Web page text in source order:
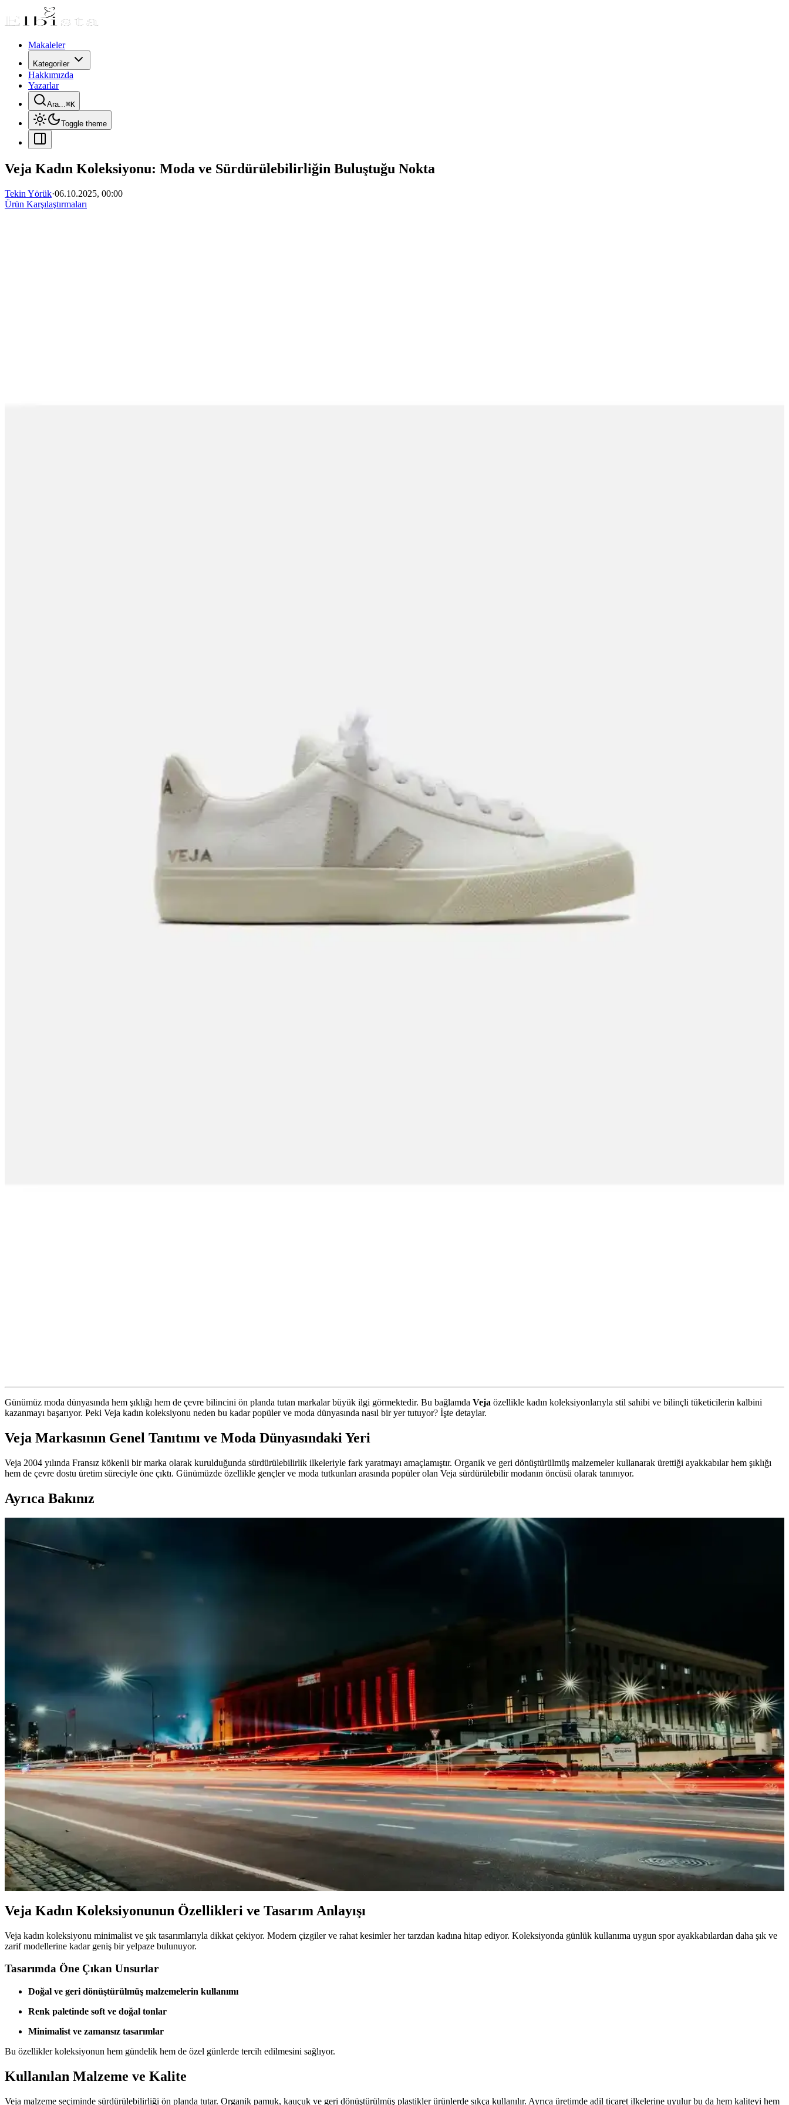
Makaleler
Kategoriler
Hakkımızda
Yazarlar
Ara...⌘K
Toggle theme
Veja Kadın Koleksiyonu: Moda ve Sürdürülebilirliğin Buluştuğu Nokta
Tekin Yörük·06.10.2025, 00:00
Ürün Karşılaştırmaları
Günümüz moda dünyasında hem şıklığı hem de çevre bilincini ön planda tutan markalar büyük ilgi görmektedir. Bu bağlamda Veja özellikle kadın koleksiyonlarıyla stil sahibi ve bilinçli tüketicilerin kalbini
kazanmayı başarıyor. Peki Veja kadın koleksiyonu neden bu kadar popüler ve moda dünyasında nasıl bir yer tutuyor? İşte detaylar.
Veja Markasının Genel Tanıtımı ve Moda Dünyasındaki Yeri
Veja 2004 yılında Fransız kökenli bir marka olarak kurulduğunda sürdürülebilirlik ilkeleriyle fark yaratmayı amaçlamıştır. Organik ve geri dönüştürülmüş malzemeler kullanarak ürettiği ayakkabılar hem şıklığı
hem de çevre dostu üretim süreciyle öne çıktı. Günümüzde özellikle gençler ve moda tutkunları arasında popüler olan Veja sürdürülebilir modanın öncüsü olarak tanınıyor.
Ayrıca Bakınız
Soğuk havalarda katmanlama ve dış giyim seçimi, iş ortamı pantolonları, ayakkabı tercihleri ve sürdürülebilir moda trendleri detaylı şekilde ele alınmıştır.
Mevsim geçişlerinde yeşil kazaklar, 90'lar deri ceketler ve dikkat çekici ayakkabılarla şık ve fonksiyonel kombinler oluşturmanın yolları. Katmanlı giyim ve aksesuarlarla stilinizi zenginleştirin.
Kadın Kot Modelleri ve Kombinasyon İpuçlarıyla Şıklık ve Rahatlık Yakalayın
Kadın kot, farklı modelleri ve kombinasyon seçenekleriyle her tarz ve ihtiyaca uygun, şıklık ve rahatlığı bir arada sunan vazgeçilmez bir giyim parçasıdır.
Rustik Elbise Modelleri ve Tarzıyla Doğallığı Şıklıkla Buluşma Rehberi
Rustik elbise, doğal malzemeler ve rahat kesimlerle öne çıkan, şıklık ve sadeliği bir araya getiren modern moda trendidir. Günlük ve özel kullanımlar için ideal seçenekler sunar.
Kadın Hoodie ve Sweatshirt Modelleri: Güncel Trendler ve Seçim İpuçları
Kadın hoodie ve sweatshirtler, çeşitli modeller ve tasarımlarla her mevsime uygun, şık ve rahat giyim alternatifleri sunar. Günümüzde popüler olan bu parçalar, tarzınıza uygun seçimlerle özgün görünüm sağlar.
Günlük Giyim ve Kombin Uygulamalarıyla Tarzınızı Kolayca Yaratın ve Geliştirin
Giyim uygulamaları, günlük kombinleri kolaylaştırır, zaman kazandırır ve stilinizi geliştirir. Dijital ortamda kıyafet düzenleme ve trend takibi ile şıklık ve sürdürülebilirlik sağlanır.
Kalp Yaka Bluzlar: Feminen ve Şık Bir Tarzın Vazgeçilmez Parçası
Kalp yaka bluzlar, feminen ve şık duruşlarıyla her yaş ve stile uygun modelleriyle kadınların favorisi. Günlük ve özel kombinlerde kullanımıyla tarzınızı tamamlar.
Veja Kadın Koleksiyonunun Özellikleri ve Tasarım Anlayışı
Veja kadın koleksiyonu minimalist ve şık tasarımlarıyla dikkat çekiyor. Modern çizgiler ve rahat kesimler her tarzdan kadına hitap ediyor. Koleksiyonda günlük kullanıma uygun spor ayakkabılardan daha şık ve
zarif modellerine kadar geniş bir yelpaze bulunuyor.
Tasarımda Öne Çıkan Unsurlar
Doğal ve geri dönüştürülmüş malzemelerin kullanımı
Renk paletinde soft ve doğal tonlar
Minimalist ve zamansız tasarımlar
Bu özellikler koleksiyonun hem gündelik hem de özel günlerde tercih edilmesini sağlıyor.
Kullanılan Malzeme ve Kalite
Veja malzeme seçiminde sürdürülebilirliği ön planda tutar. Organik pamuk, kauçuk ve geri dönüştürülmüş plastikler ürünlerde sıkça kullanılır. Ayrıca üretimde adil ticaret ilkelerine uyulur bu da hem kaliteyi hem